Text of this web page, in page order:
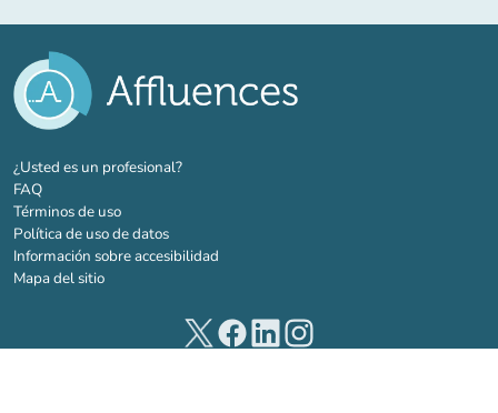
¿Usted es un profesional?(nueva pestaña)
FAQ
Términos de uso
Política de uso de datos
Información sobre accesibilidad
Mapa del sitio
(nueva pestaña)
(nueva pestaña)
(nueva pestaña)